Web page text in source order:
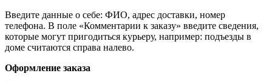
Введите данные о себе: ФИО, адрес доставки, номер
телефона. В поле «Комментарии к заказу» введите сведения,
которые могут пригодиться курьеру, например: подъезды в
доме считаются справа налево.
Оформление заказа